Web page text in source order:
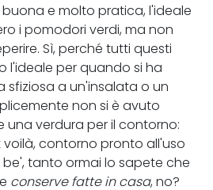
e molto pratica, l'ideale
i pomodori verdi, ma non
Sì, perché tutti questi
l'ideale per quando si ha
sfiziosa a un'insalata o un
non si è avuto
una verdura per il contorno:
contorno pronto all'uso
tanto ormai lo sapete che
conserve fatte in casa, no?